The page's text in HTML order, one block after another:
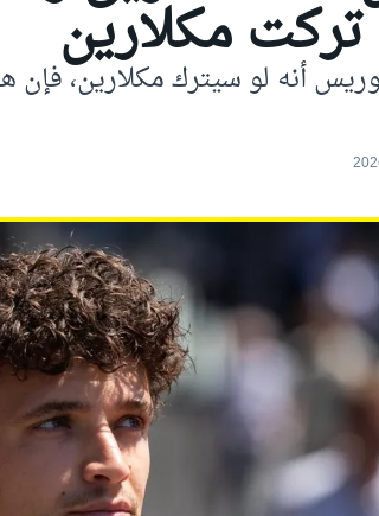
تركت مكلارين
أنه لو سيترك مكلارين،